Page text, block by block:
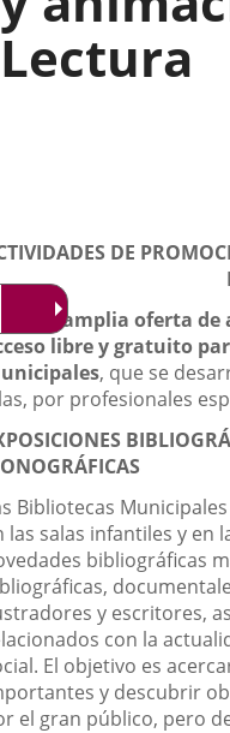
Lectura
DE
unaamplia oferta de
libre y gratuito
, que se
por profesionales
Bibliotecas
las salas infantiles y en
bibliográficas
y escritores,
con la
El objetivo es
y descubrir
el gran público, pero